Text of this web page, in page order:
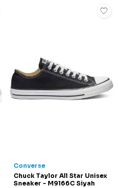
Converse
Chuck Taylor All Star Unisex
Sneaker - M9166C Siyah